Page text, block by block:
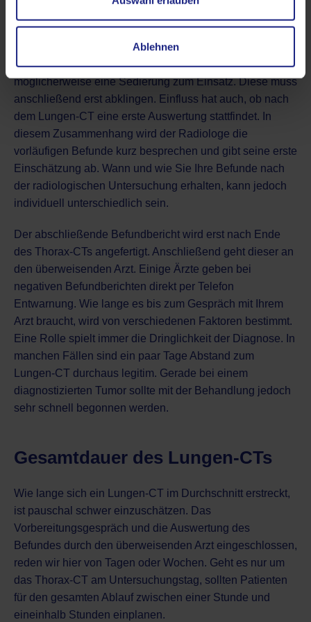
Ablehnen
Wie viel Zeit nach dem CT-Scan eingeplant werden
muss, variiert. Hierüber entscheiden mehrere Faktoren.
Bei einer ausgeprägten Behandlungsangst kommt
möglicherweise eine Sedierung zum Einsatz. Diese muss
anschließend erst abklingen. Einfluss hat auch, ob nach
dem Lungen-CT eine erste Auswertung stattfindet. In
diesem Zusammenhang wird der Radiologe die
vorläufigen Befunde kurz besprechen und gibt seine erste
Einschätzung ab. Wann und wie Sie Ihre Befunde nach
der radiologischen Untersuchung erhalten, kann jedoch
individuell unterschiedlich sein.
Der abschließende Befundbericht wird erst nach Ende
des Thorax-CTs angefertigt. Anschließend geht dieser an
den überweisenden Arzt. Einige Ärzte geben bei
negativen Befundberichten direkt per Telefon
Entwarnung. Wie lange es bis zum Gespräch mit Ihrem
Arzt braucht, wird von verschiedenen Faktoren bestimmt.
Eine Rolle spielt immer die Dringlichkeit der Diagnose. In
manchen Fällen sind ein paar Tage Abstand zum
Lungen-CT durchaus legitim. Gerade bei einem
diagnostizierten Tumor sollte mit der Behandlung jedoch
sehr schnell begonnen werden.
Gesamtdauer des Lungen-CTs
Wie lange sich ein Lungen-CT im Durchschnitt erstreckt,
ist pauschal schwer einzuschätzen. Das
Vorbereitungsgespräch und die Auswertung des
Befundes durch den überweisenden Arzt eingeschlossen,
reden wir hier von Tagen oder Wochen. Geht es nur um
das Thorax-CT am Untersuchungstag, sollten Patienten
für den gesamten Ablauf zwischen einer Stunde und
eineinhalb Stunden einplanen.